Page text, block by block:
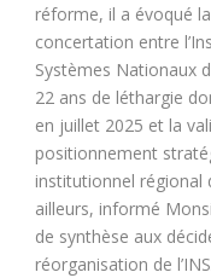
réforme, il a évoqué
concertation entre
Systèmes Nationaux
22 ans de léthargie
en juillet 2025 et la
positionnement
institutionnel régional
ailleurs, informé
de synthèse aux
réorganisation de